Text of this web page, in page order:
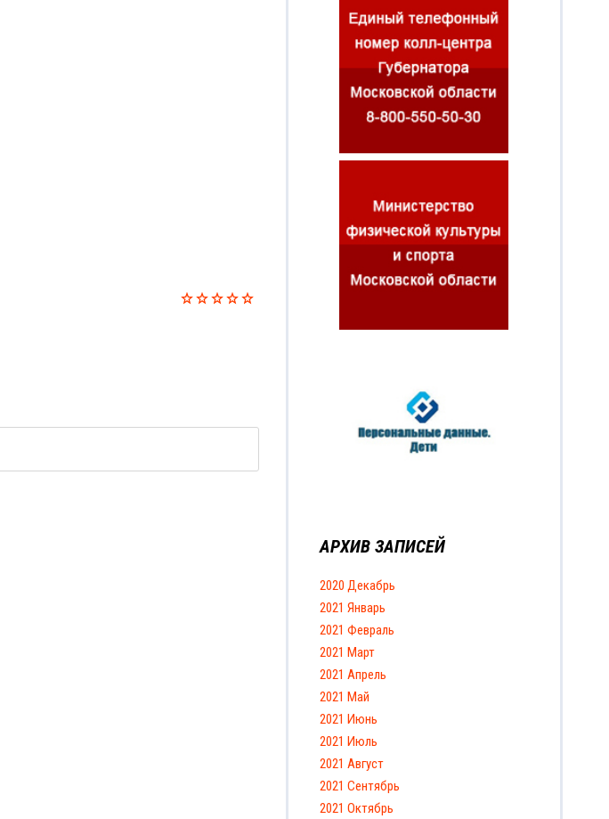
АРХИВ ЗАПИСЕЙ
2020 Декабрь
2021 Январь
2021 Февраль
2021 Март
2021 Апрель
2021 Май
2021 Июнь
2021 Июль
2021 Август
2021 Сентябрь
2021 Октябрь